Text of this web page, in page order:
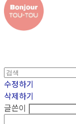
수정하기
삭제하기
글쓴이